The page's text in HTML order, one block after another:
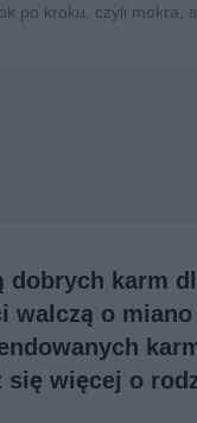
po kroku, czyli mokra,
karm
o
więcej o